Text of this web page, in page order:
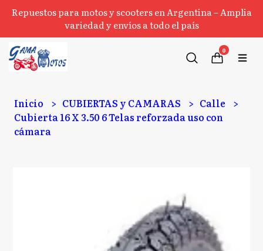
Repuestos para motos y scooters en Argentina – Amplia
variedad y envíos a todo el país
0
Inicio CUBIERTAS y CAMARAS
Calle
Cubierta 16 X 3.50 6 Telas reforzada uso con
cámara